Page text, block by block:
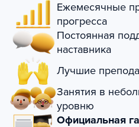
Ежемесячные
прогресса
Постоянная
наставника
Лучшие
Занятия в
уровню
Официальная